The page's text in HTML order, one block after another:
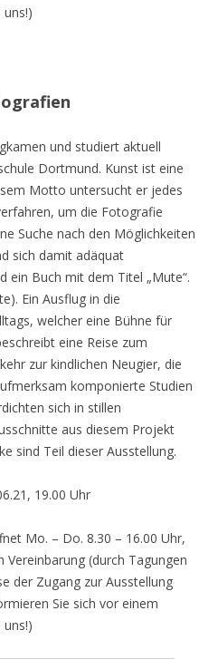
und studiert aktuell
Dortmund. Kunst ist eine
Motto untersucht er jedes
um die Fotografie
Suche nach den Möglichkeiten
sich damit adäquat
ein Buch mit dem Titel „Mute“.
Ein Ausflug in die
welcher eine Bühne für
eine Reise zum
zur kindlichen Neugier, die
komponierte Studien
sich in stillen
aus diesem Projekt
sind Teil dieser Ausstellung.
19.00 Uhr
Mo. – Do. 8.30 – 16.00 Uhr,
Vereinbarung (durch Tagungen
der Zugang zur Ausstellung
Sie sich vor einem